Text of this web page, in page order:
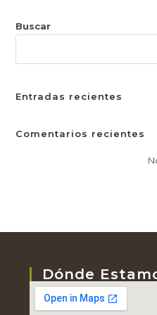
Buscar
Entradas recientes
Comentarios recientes
Dónde